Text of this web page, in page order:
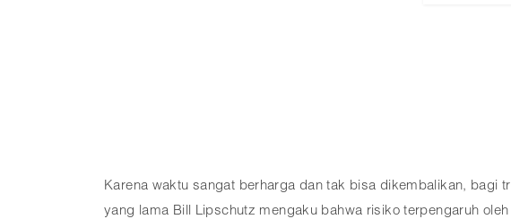
Karena waktu sangat berharga dan tak bisa dikembalikan, bagi
yang lama Bill Lipschutz mengaku bahwa risiko terpengaruh